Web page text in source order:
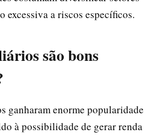
excessiva a riscos específicos.
são bons
ganharam enorme popularidade
à possibilidade de gerar renda